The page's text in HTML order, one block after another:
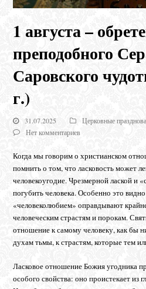
1 августа –
преподобного
Саровского
г.)
31.07.2025
Церковные
Нет комментариев
Когда мы говорим о христианском
помнить о том, что ласковость может
человекоугодие. Чрезмерной лаской и
погубить человека. Особенно это
«человеколюбием» оправдывают
человеческим страстям и порокам.
отношение к самому человеку, как бы
духам тьмы, к страстям, которые тем
Ласковое отношение Божия угодника
особого свойства: оно проистекает из